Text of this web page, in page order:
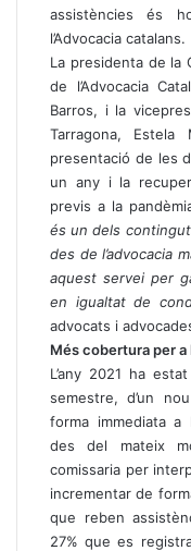
assistències és
l’Advocacia catalans.
La presidenta de la
de l’Advocacia
Barros, i la
Tarragona,
presentació de les
un any i la
previs a la
és un dels
des de l’advocacia
aquest servei per
en igualtat de
advocats i
Més cobertura per
L’any 2021 ha
semestre, d’un
forma immediata a
des del mateix
comissaria per
incrementar de
que reben
27% que es